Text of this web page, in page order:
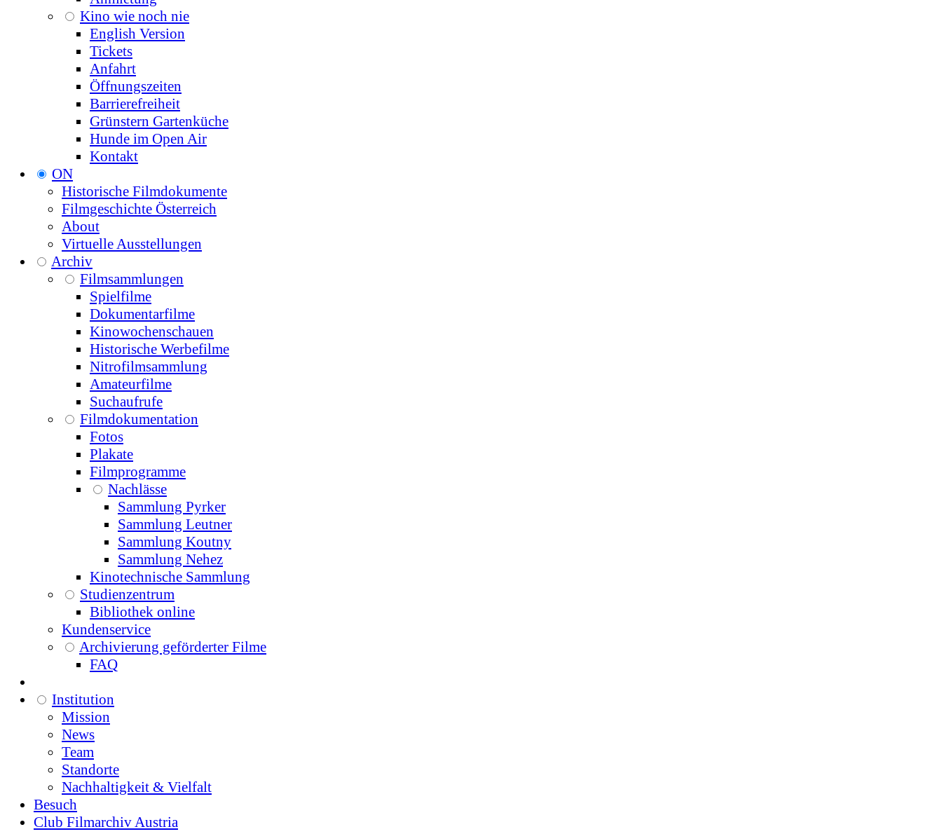
Kino wie noch nie
English Version
Tickets
Anfahrt
Öffnungszeiten
Barrierefreiheit
Grünstern Gartenküche
Hunde im Open Air
Kontakt
ON
Historische Filmdokumente
Filmgeschichte Österreich
About
Virtuelle Ausstellungen
Archiv
Filmsammlungen
Spielfilme
Dokumentarfilme
Kinowochenschauen
Historische Werbefilme
Nitrofilmsammlung
Amateurfilme
Suchaufrufe
Filmdokumentation
Fotos
Plakate
Filmprogramme
Nachlässe
Sammlung Pyrker
Sammlung Leutner
Sammlung Koutny
Sammlung Nehez
Kinotechnische Sammlung
Studienzentrum
Bibliothek online
Kundenservice
Archivierung geförderter Filme
FAQ
Institution
Mission
News
Team
Standorte
Nachhaltigkeit & Vielfalt
Besuch
Club Filmarchiv Austria